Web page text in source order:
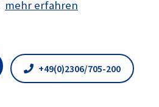
mehr erfahren
+49(0)2306/705-200